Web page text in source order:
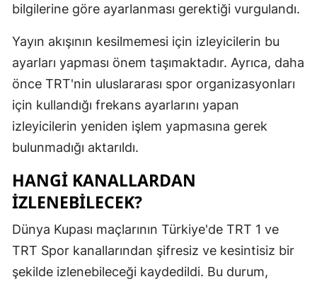
Mersin
İstanbul
İzmir
Kastamonu
Konya
bilgilerine göre ayarlanması gerektiği vurgulandı.
Yayın akışının kesilmemesi için izleyicilerin bu
ayarları yapması önem taşımaktadır. Ayrıca, daha
önce TRT'nin uluslararası spor organizasyonları
için kullandığı frekans ayarlarını yapan
izleyicilerin yeniden işlem yapmasına gerek
bulunmadığı aktarıldı.
HANGI KANALLARDAN
İZLENEBILECEK?
Dünya Kupası maçlarının Türkiye'de TRT 1 ve
TRT Spor kanallarından şifresiz ve kesintisiz bir
şekilde izlenebileceği kaydedildi. Bu durum,